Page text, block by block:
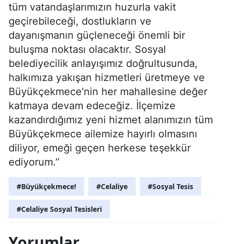
tüm vatandaşlarımızın huzurla vakit
geçirebileceği, dostlukların ve
dayanışmanın güçleneceği önemli bir
buluşma noktası olacaktır. Sosyal
belediyecilik anlayışımız doğrultusunda,
halkımıza yakışan hizmetleri üretmeye ve
Büyükçekmece’nin her mahallesine değer
katmaya devam edeceğiz. İlçemize
kazandırdığımız yeni hizmet alanımızın tüm
Büyükçekmece ailemize hayırlı olmasını
diliyor, emeği geçen herkese teşekkür
ediyorum.’’
#Büyükçekmece! #Celaliye #Sosyal Tesis
#Celaliye Sosyal Tesisleri